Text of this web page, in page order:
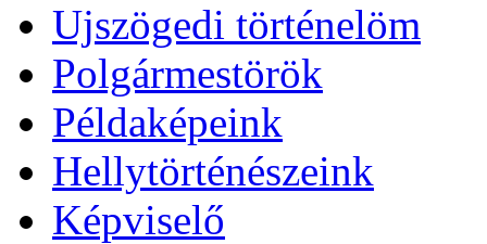
Ujszögedi történelöm
Polgármestörök
Példaképeink
Hellytörténészeink
Képviselő